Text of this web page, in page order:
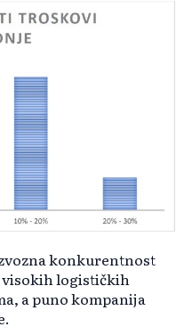
konkurentnost
visokih logističkih
a puno kompanija